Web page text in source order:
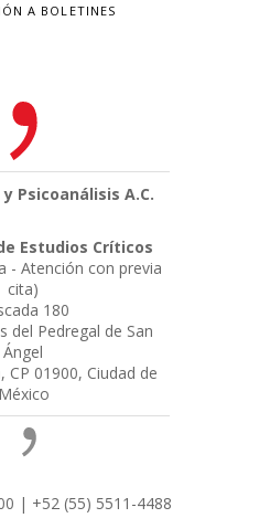
A BOLETINES
Psicoanálisis A.C.
Estudios Críticos
- Atención con previa
cita)
180
del Pedregal de San
Ángel
CP 01900, Ciudad de
México
| +52 (55) 5511-4488